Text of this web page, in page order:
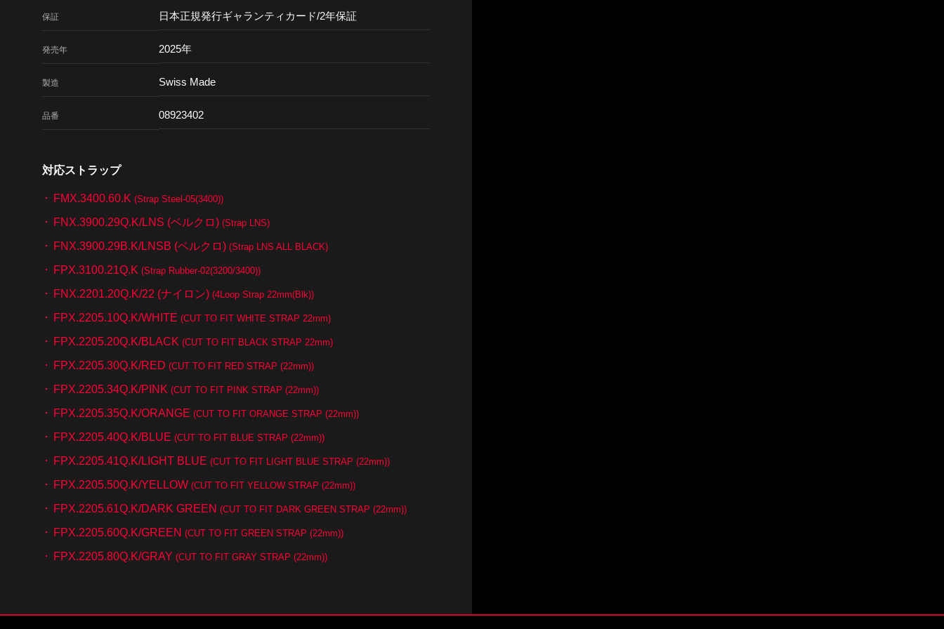
保証 日本正規発行ギャランティカード/2年保証
発売年 2025年
製造 Swiss Made
品番 08923402
対応ストラップ
FMX.3400.60.K (Strap Steel-05(3400))
FNX.3900.29Q.K/LNS (ベルクロ) (Strap LNS)
FNX.3900.29B.K/LNSB (ベルクロ) (Strap LNS ALL BLACK)
FPX.3100.21Q.K (Strap Rubber-02(3200/3400))
FNX.2201.20Q.K/22 (ナイロン) (4Loop Strap 22mm(Blk))
FPX.2205.10Q.K/WHITE (CUT TO FIT WHITE STRAP 22mm)
FPX.2205.20Q.K/BLACK (CUT TO FIT BLACK STRAP 22mm)
FPX.2205.30Q.K/RED (CUT TO FIT RED STRAP (22mm))
FPX.2205.34Q.K/PINK (CUT TO FIT PINK STRAP (22mm))
FPX.2205.35Q.K/ORANGE (CUT TO FIT ORANGE STRAP (22mm))
FPX.2205.40Q.K/BLUE (CUT TO FIT BLUE STRAP (22mm))
FPX.2205.41Q.K/LIGHT BLUE (CUT TO FIT LIGHT BLUE STRAP (22mm))
FPX.2205.50Q.K/YELLOW (CUT TO FIT YELLOW STRAP (22mm))
FPX.2205.61Q.K/DARK GREEN (CUT TO FIT DARK GREEN STRAP (22mm))
FPX.2205.60Q.K/GREEN (CUT TO FIT GREEN STRAP (22mm))
FPX.2205.80Q.K/GRAY (CUT TO FIT GRAY STRAP (22mm))